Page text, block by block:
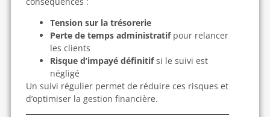
Tension sur la trésorerie
Perte de temps administratifpour relancer
les clients
Risque d’impayé définitifsi le suivi est
négligé
Un suivi régulier permet de réduire ces risques et
d’optimiser la gestion financière.